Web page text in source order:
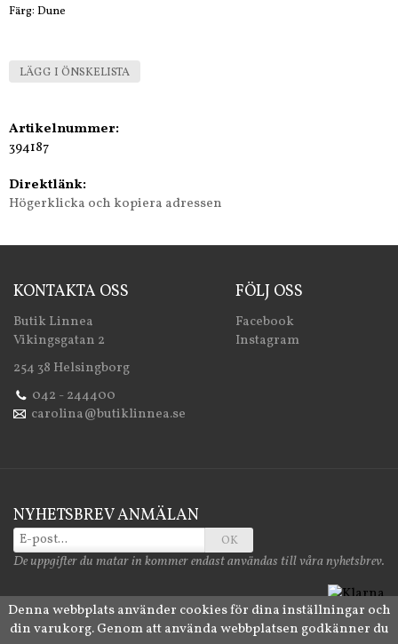
Färg: Dune
LÄGG I ÖNSKELISTA
Artikelnummer:
394187
Direktlänk:
Högerklicka och kopiera adressen
KONTAKTA OSS
Butik Linnea
Vikingsgatan 2
254 38 Helsingborg
042 - 244400
carolina@butiklinnea.se
FÖLJ OSS
Facebook
Instagram
NYHETSBREV ANMÄLAN
OK
De uppgifter du matar in kommer endast användas till våra nyhetsbrev.
Denna webbplats använder cookies för dina inställningar och
din varukorg. Genom att använda webbplatsen godkänner du